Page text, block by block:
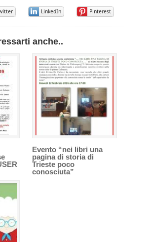
LinkedIn Pinterest
anche..
Evento “nei libri una
pagina di storia di
Trieste poco
conosciuta”